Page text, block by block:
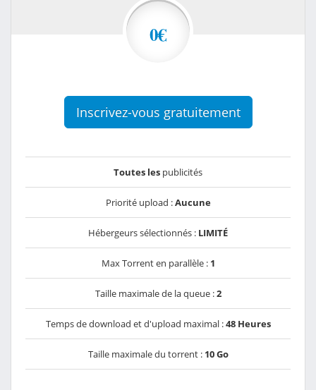
0€
Inscrivez-vous gratuitement
Toutes les publicités
Priorité upload :Aucune
Hébergeurs sélectionnés : LIMITÉ
Max Torrent en parallèle : 1
Taille maximale de la queue :2
Temps de download et d'upload maximal :48 Heures
Taille maximale du torrent : 10 Go